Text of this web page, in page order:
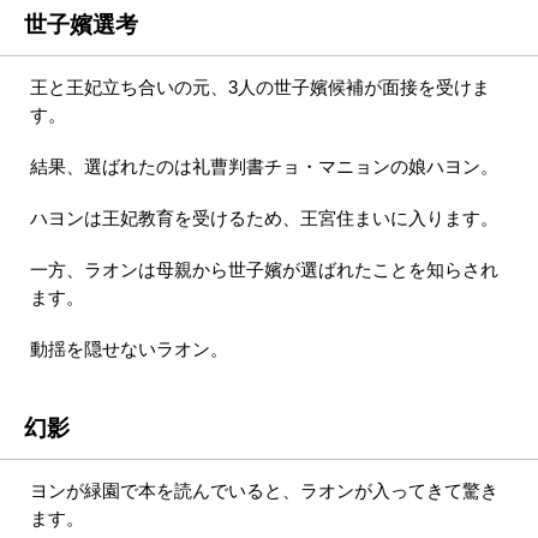
世子嬪選考
王と王妃立ち合いの元、3人の世子嬪候補が面接を受けま
す。
結果、選ばれたのは礼曹判書チョ・マニョンの娘ハヨン。
ハヨンは王妃教育を受けるため、王宮住まいに入ります。
一方、ラオンは母親から世子嬪が選ばれたことを知らされ
ます。
動揺を隠せないラオン。
幻影
ヨンが緑園で本を読んでいると、ラオンが入ってきて驚き
ます。